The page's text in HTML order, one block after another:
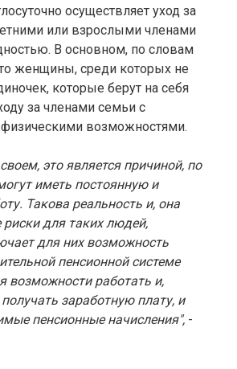
осуществляет уход за
или взрослыми членами
В основном, по словам
женщины, среди которых не
которые берут на себя
за членами семьи с
возможностями.
это является причиной, по
иметь постоянную и
Такова реальность и, она
риски для таких людей,
для них возможность
пенсионной системе
возможности работать и,
получать заработную плату, и
пенсионные начисления", -